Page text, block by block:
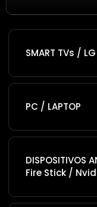
SMART TVs /
PC / LAPTOP
Fire Stick /